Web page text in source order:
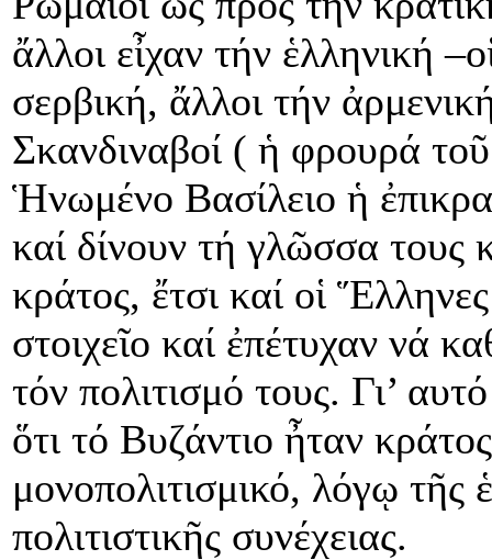
ἄλλοι εἶχαν τήν ἑλληνική
σερβική, ἄλλοι τήν
Σκανδιναβοί ( ἡ φρουρά
Ἡνωμένο Βασίλειο ἡ
καί δίνουν τή γλῶσσα τους
κράτος, ἔτσι καί οἱ
στοιχεῖο καί ἐπέτυχαν νά
τόν πολιτισμό τους. Γι’
ὅτι τό Βυζάντιο ἦταν
μονοπολιτισμικό, λόγῳ τῆς
πολιτιστικῆς συνέχειας.